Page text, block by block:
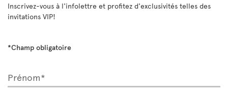
Inscrivez-vous à l'infolettre et profitez d'exclusivités telles des
invitations VIP!
*Champ obligatoire
Prénom*